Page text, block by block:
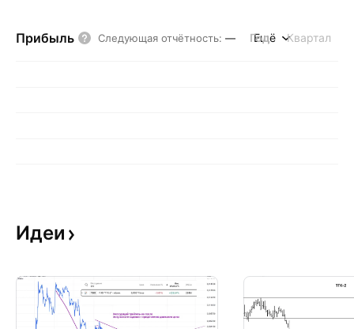
Прибыль Следующая отчётность: — Год Квартал
Ещё
Идеи